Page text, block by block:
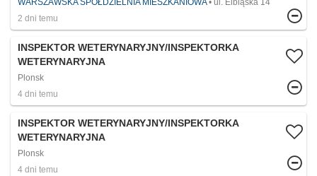
WARSZAWSKA SPÓŁDZIELNIA MIESZKANIOWA
ul. Elbląska 14
2 dni temu
INSPEKTOR WETERYNARYJNY/INSPEKTORKA
WETERYNARYJNA
Plonsk
4 dni temu
INSPEKTOR WETERYNARYJNY/INSPEKTORKA
WETERYNARYJNA
Plonsk
4 dni temu